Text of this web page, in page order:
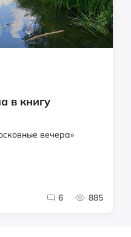
в книгу
вечера»
6 885